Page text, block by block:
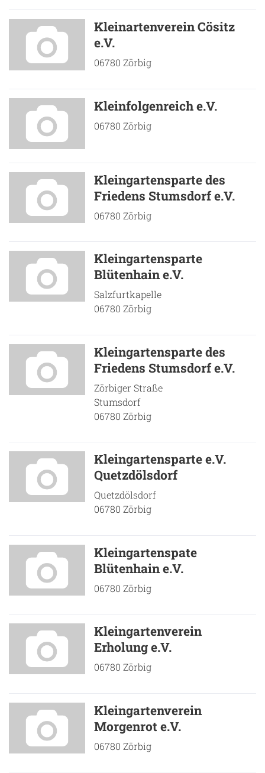
Kleinartenverein Cösitz
e.V.
06780 Zörbig
Kleinfolgenreich e.V.
06780 Zörbig
Kleingartensparte des
Friedens Stumsdorf e.V.
06780 Zörbig
Kleingartensparte
Blütenhain e.V.
Salzfurtkapelle
06780 Zörbig
Kleingartensparte des
Friedens Stumsdorf e.V.
Zörbiger Straße
Stumsdorf
06780 Zörbig
Kleingartensparte e.V.
Quetzdölsdorf
Quetzdölsdorf
06780 Zörbig
Kleingartenspate
Blütenhain e.V.
06780 Zörbig
Kleingartenverein
Erholung e.V.
06780 Zörbig
Kleingartenverein
Morgenrot e.V.
06780 Zörbig